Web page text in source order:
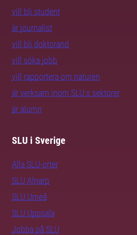
vill bli student
är journalist
vill bli doktorand
vill söka jobb
vill rapportera om naturen
är verksam inom SLU:s sektorer
är alumn
SLU i Sverige
Alla SLU-orter
SLU Alnarp
SLU Umeå
SLU Uppsala
Jobba på SLU